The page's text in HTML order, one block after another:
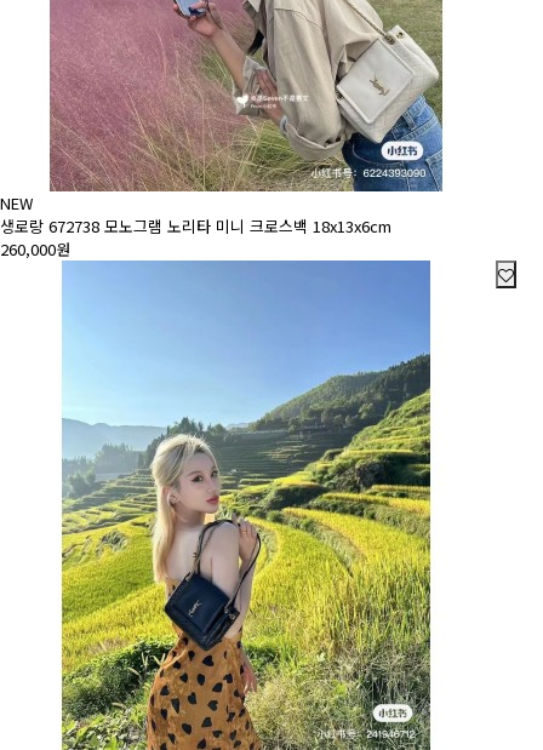
NEW
생로랑 672738 모노그램 노리타 미니 크로스백 18x13x6cm
260,000원